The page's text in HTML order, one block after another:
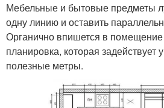
Мебельные и бытовые предметы
одну линию и оставить
Органично впишется в
планировка, которая задействует
полезные метры.